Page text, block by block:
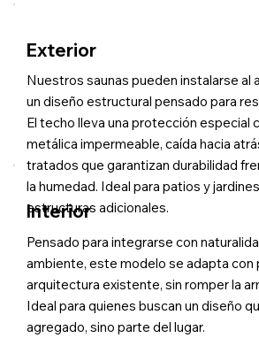
Exterior
Nuestros saunas pueden instalarse al
un diseño estructural pensado para
El techo lleva una protección especial
metálica impermeable, caída hacia
tratados que garantizan durabilidad
la humedad. Ideal para patios y
estructuras adicionales.
Interior
Pensado para integrarse con
ambiente, este modelo se adapta con
arquitectura existente, sin romper la
Ideal para quienes buscan un diseño
agregado, sino parte del lugar.